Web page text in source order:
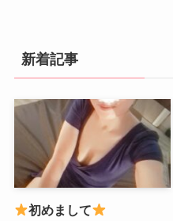
新着記事
初めまして